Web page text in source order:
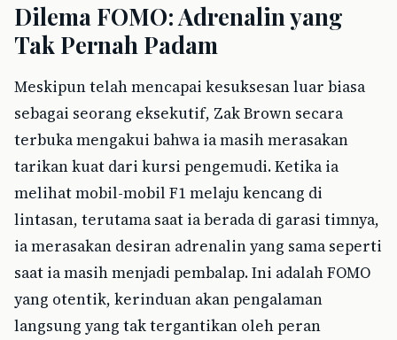
Dilema FOMO: Adrenalin yang
Tak Pernah Padam
Meskipun telah mencapai kesuksesan luar biasa
sebagai seorang eksekutif, Zak Brown secara
terbuka mengakui bahwa ia masih merasakan
tarikan kuat dari kursi pengemudi. Ketika ia
melihat mobil-mobil F1 melaju kencang di
lintasan, terutama saat ia berada di garasi timnya,
ia merasakan desiran adrenalin yang sama seperti
saat ia masih menjadi pembalap. Ini adalah FOMO
yang otentik, kerinduan akan pengalaman
langsung yang tak tergantikan oleh peran